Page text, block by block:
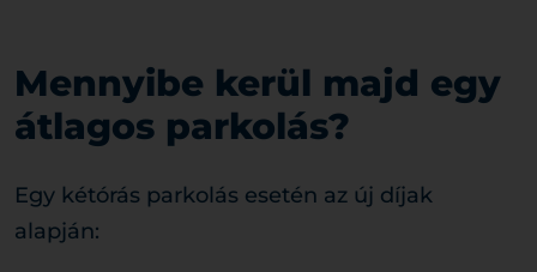
Mennyibe kerül majd egy
átlagos parkolás?
Egy kétórás parkolás esetén az új díjak
alapján: